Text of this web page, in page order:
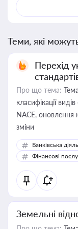
Теми, які
Перехід
Про що тема:
класифікації
NACE, оновлення
зміни
Банківська
Фінансові
Земельні